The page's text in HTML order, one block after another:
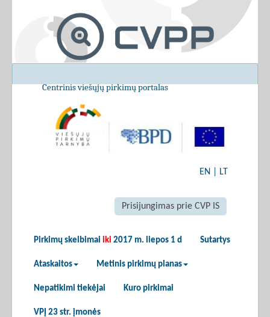
Centrinis viešųjų pirkimų portalas
EN LT
Prisijungimas prie CVP IS
Pirkimų skelbimai iki 2017 m. liepos 1 d Sutartys
Ataskaitos Metinis pirkimų planas
Nepatikimi tiekėjai Kuro pirkimai
VPĮ 23 str. įmonės